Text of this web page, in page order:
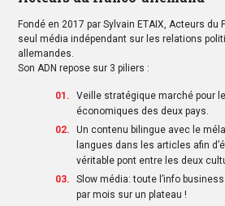
Fondé en 2017 par Sylvain ETAIX, Acteurs du
seul média indépendant sur les relations
allemandes.
Son ADN repose sur 3 piliers :
Veille stratégique marché pour
économiques des deux pays.
Un contenu bilingue avec le
langues dans les articles afin
véritable pont entre les deux
Slow média: toute l’info
par mois sur un plateau !